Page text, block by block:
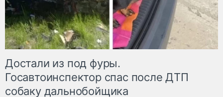
Достали из под фуры.
Госавтоинспектор спас после ДТП
собаку дальнобойщика